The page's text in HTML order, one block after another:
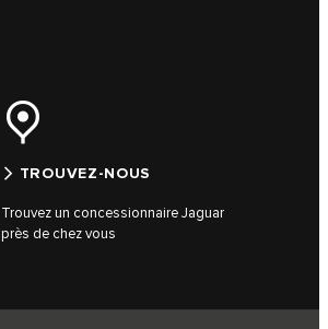
TROUVEZ-NOUS
Trouvez un concessionnaire Jaguar
près de chez vous